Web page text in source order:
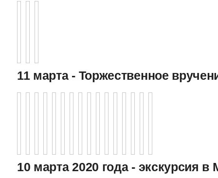
11 марта - Торжественное
10 марта 2020 года - экскурсия в